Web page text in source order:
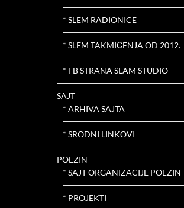
* SLEM RADIONICE
* SLEM TAKMIČENJA OD 2012.
* FB STRANA SLAM STUDIO
SAJT
* ARHIVA SAJTA
* SRODNI LINKOVI
POEZIN
* SAJT ORGANIZACIJE POEZIN
* PROJEKTI